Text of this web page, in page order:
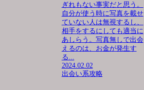
ぎれもない事実だと思う。
自分が使う時に写真を載せ
ていない人は無視するし、
相手をするにしても適当に
あしらう。写真無しで出会
えるのは、お金が発生す
る...
2024.02.02
出会い系攻略